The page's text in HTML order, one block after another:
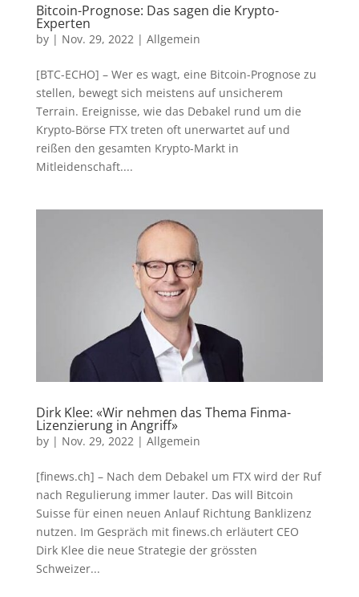
Bitcoin-Prognose: Das sagen die Krypto-
Experten
by | Nov. 29, 2022 | Allgemein
[BTC-ECHO] – Wer es wagt, eine Bitcoin-Prognose zu
stellen, bewegt sich meistens auf unsicherem
Terrain. Ereignisse, wie das Debakel rund um die
Krypto-Börse FTX treten oft unerwartet auf und
reißen den gesamten Krypto-Markt in
Mitleidenschaft....
Dirk Klee: «Wir nehmen das Thema Finma-
Lizenzierung in Angriff»
by | Nov. 29, 2022 | Allgemein
[finews.ch] – Nach dem Debakel um FTX wird der Ruf
nach Regulierung immer lauter. Das will Bitcoin
Suisse für einen neuen Anlauf Richtung Banklizenz
nutzen. Im Gespräch mit finews.ch erläutert CEO
Dirk Klee die neue Strategie der grössten
Schweizer...